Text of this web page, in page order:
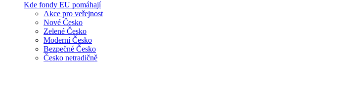
Kde fondy EU pomáhají
Akce pro veřejnost
Nové Česko
Zelené Česko
Moderní Česko
Bezpečné Česko
Česko netradičně